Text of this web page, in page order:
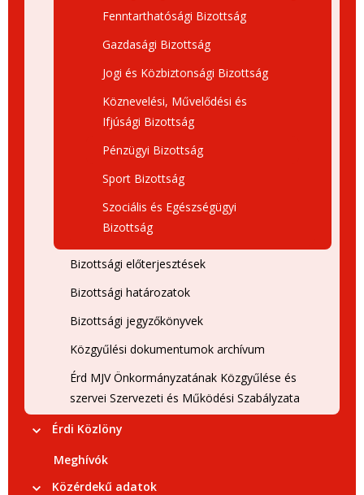
Fenntarthatósági Bizottság
Gazdasági Bizottság
Jogi és Közbiztonsági Bizottság
Köznevelési, Művelődési és
Ifjúsági Bizottság
Pénzügyi Bizottság
Sport Bizottság
Szociális és Egészségügyi
Bizottság
Bizottsági előterjesztések
Bizottsági határozatok
Bizottsági jegyzőkönyvek
Közgyűlési dokumentumok archívum
Érd MJV Önkormányzatának Közgyűlése és
szervei Szervezeti és Működési Szabályzata
Érdi Közlöny
Meghívók
Közérdekű adatok